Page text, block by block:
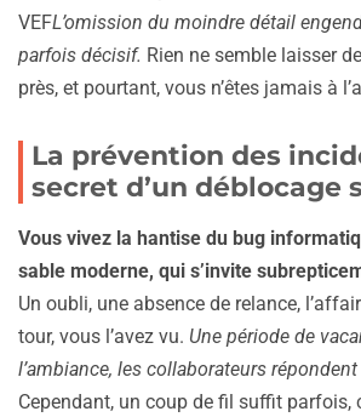
VEFL’omission du moindre détail
parfois décisif. Rien ne semble laisser
près, et pourtant, vous n’êtes jamais à
La prévention des
secret d’un déblocage
Vous vivez la hantise du bug
sable moderne, qui s’invite
Un oubli, une absence de relance,
tour, vous l’avez vu. Une période de
l’ambiance, les collaborateurs
Cependant, un coup de fil suffit parfois,